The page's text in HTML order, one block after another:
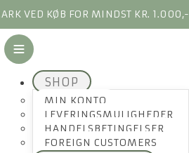
VED KØB FOR MINDST KR. 1.000,-
SHOP
MIN KONTO
LEVERINGSMULIGHEDER
HANDELSBETINGELSER
FOREIGN CUSTOMERS